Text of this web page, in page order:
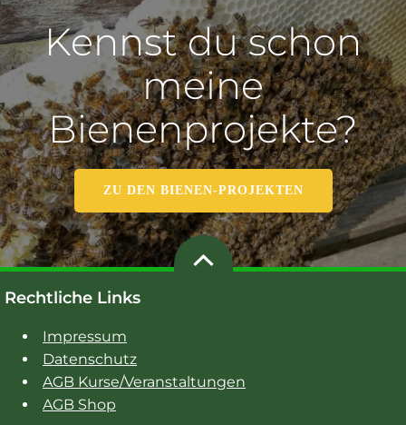
Kennst du schon
meine
Bienenprojekte?
ZU DEN BIENEN-PROJEKTEN
Rechtliche Links
Impressum
Datenschutz
AGB Kurse/Veranstaltungen
AGB Shop